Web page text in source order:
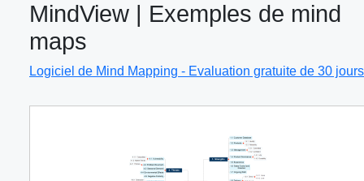
MindView | Exemples de mind
maps
Logiciel de Mind Mapping - Evaluation gratuite de 30 jours